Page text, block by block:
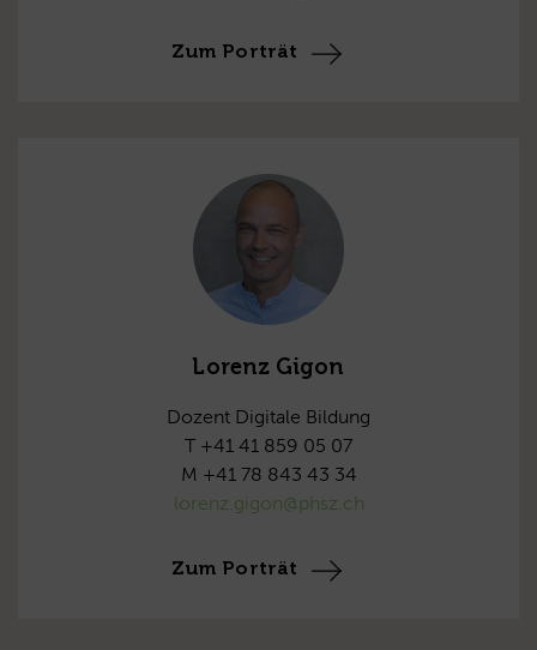
Zum Porträt
Lorenz Gigon
Dozent Digitale Bildung
T +41 41 859 05 07
M +41 78 843 43 34
lorenz.gigon@phsz.ch
Zum Porträt